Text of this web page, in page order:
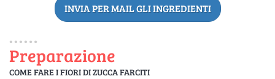
INVIA PER MAIL GLI INGREDIENTI
Preparazione
COME FARE I FIORI DI ZUCCA FARCITI